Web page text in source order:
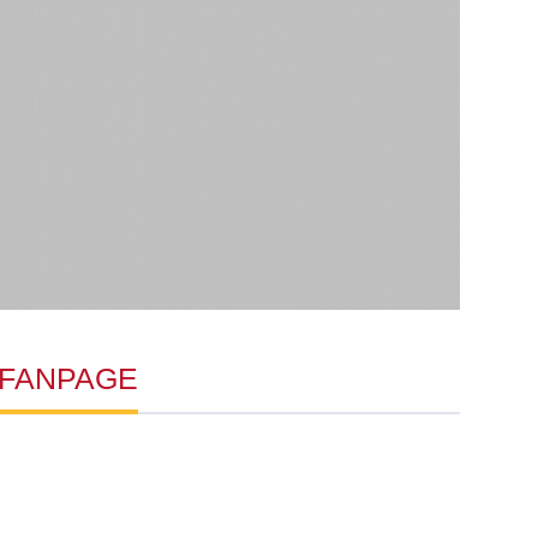
FANPAGE